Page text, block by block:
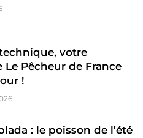
votre
Le Pêcheur de France
!
: le poisson de l’été